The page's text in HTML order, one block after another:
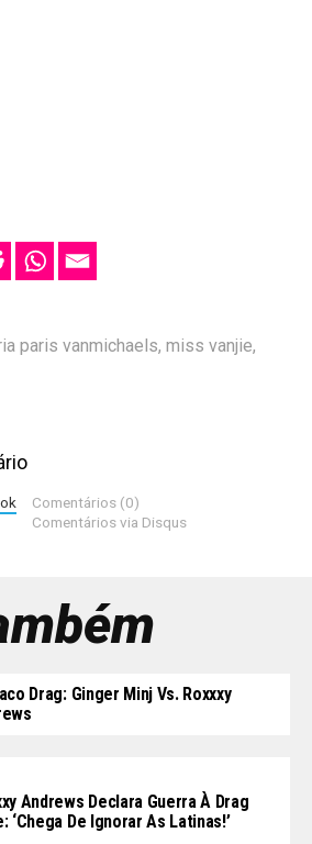
paris vanmichaels, miss vanjie,
Comentários (0)
Comentários via Disqus
Drag: Ginger Minj Vs. Roxxxy
Andrews Declara Guerra À Drag
‘Chega De Ignorar As Latinas!’